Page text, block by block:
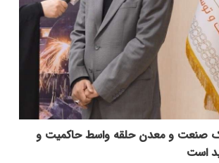
صنعت و معدن حلقه واسط حاكمیت و
است